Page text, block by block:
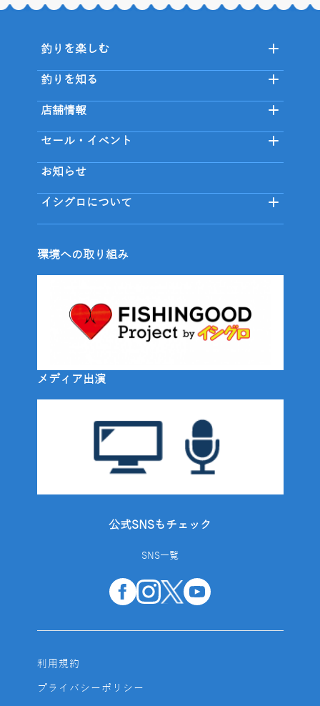
釣りを楽しむ
釣りを知る
店舗情報
セール・イベント
お知らせ
イシグロについて
環境への取り組み
メディア出演
公式SNSもチェック
SNS一覧
利用規約
プライバシーポリシー